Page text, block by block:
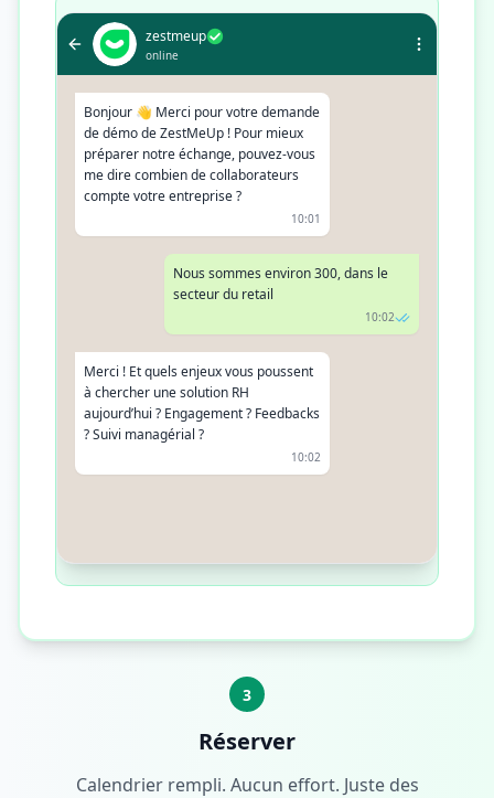
zestmeup
online
Bonjour 👋 Merci pour votre demande
de démo de ZestMeUp ! Pour mieux
préparer notre échange, pouvez-vous
me dire combien de collaborateurs
compte votre entreprise ?
10:01
Nous sommes environ 300, dans le
secteur du retail
10:02
Merci ! Et quels enjeux vous poussent
à chercher une solution RH
aujourd’hui ? Engagement ? Feedbacks
? Suivi managérial ?
10:02
3
Réserver
Calendrier rempli. Aucun effort. Juste des